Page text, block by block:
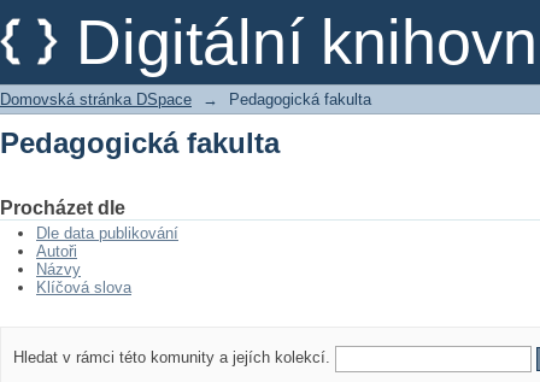
Digitální
Pedagogická fakulta
Domovská stránka DSpace → Pedagogická fakulta
Pedagogická fakulta
Procházet dle
Dle data publikování
Autoři
Názvy
Klíčová slova
Hledat v rámci této komunity a jejích kolekcí.